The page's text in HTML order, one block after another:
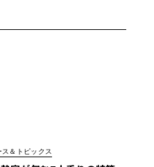
＆トピックス